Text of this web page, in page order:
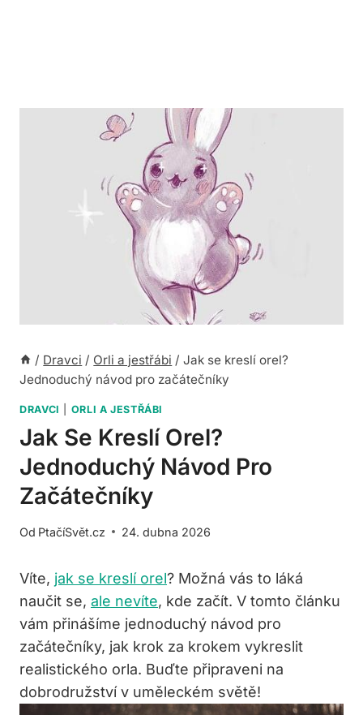
/ Dravci / Orli a jestřábi / Jak se kreslí orel?
Jednoduchý návod pro začátečníky
DRAVCI ORLI A JESTŘÁBI
Jak Se Kreslí Orel?
Jednoduchý Návod Pro
Začátečníky
Od PtačíSvět.cz 24. dubna 2026
Víte, jak se kreslí orel? Možná vás to láká
naučit se, ale nevíte, kde začít. V tomto článku
vám přinášíme jednoduchý návod pro
začátečníky, jak krok za krokem vykreslit
realistického orla. Buďte připraveni na
dobrodružství v uměleckém světě!